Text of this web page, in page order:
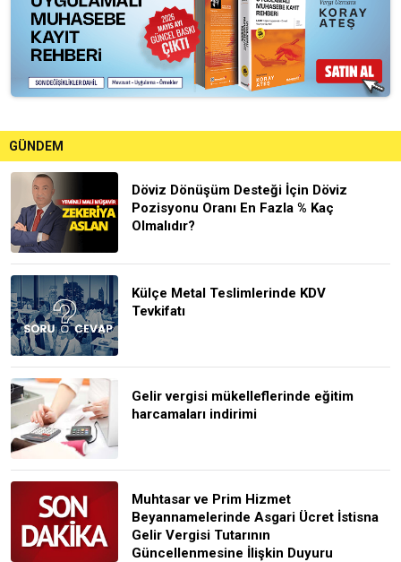
GÜNDEM
Döviz Dönüşüm Desteği İçin Döviz
Pozisyonu Oranı En Fazla % Kaç
Olmalıdır?
Külçe Metal Teslimlerinde KDV
Tevkifatı
Gelir vergisi mükelleflerinde eğitim
harcamaları indirimi
Muhtasar ve Prim Hizmet
Beyannamelerinde Asgari Ücret İstisna
Gelir Vergisi Tutarının
Güncellenmesine İlişkin Duyuru